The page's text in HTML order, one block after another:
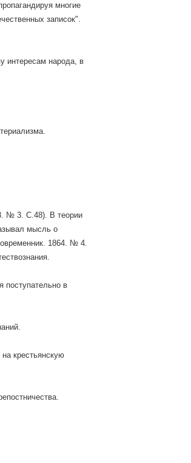
многие
записок".
интересам народа, в
№ 3. С.48). В теории
мысль о
1864. № 4.
поступательно в
крестьянскую